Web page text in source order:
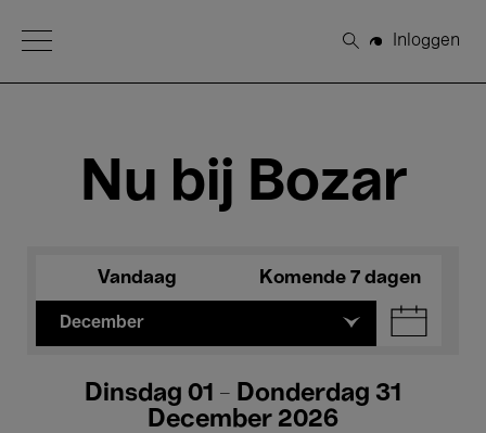
Open Menu
Zoeken
Inloggen
Nu bij Bozar
Vandaag Komende 7 dagen
December
Dinsdag 01 - Donderdag 31
December 2026